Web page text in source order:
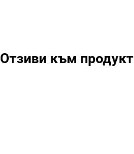
Отзиви към продукт